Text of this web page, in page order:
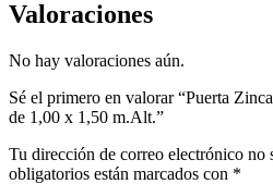
Valoraciones
No hay valoraciones aún.
Sé el primero en valorar “Puerta
de 1,00 x 1,50 m.Alt.”
Tu dirección de correo electrónico no
obligatorios están marcados con *